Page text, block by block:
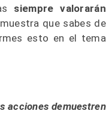
siempre valorarán
que sabes de
esto en el tema
acciones demuestren